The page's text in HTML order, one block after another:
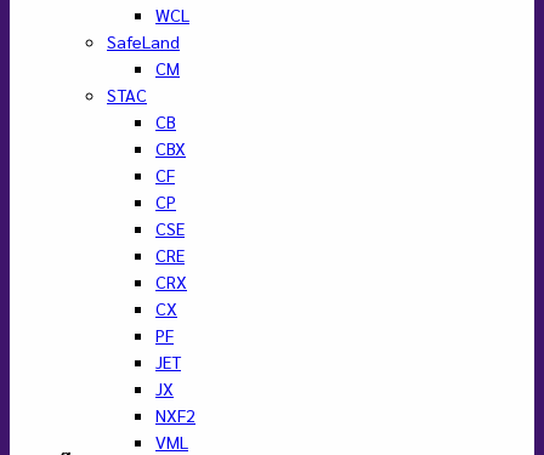
WCL
SafeLand
CM
STAC
CB
CBX
CF
CP
CSE
CRE
CRX
CX
PF
JET
JX
NXF2
VML